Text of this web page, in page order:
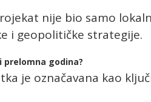
nije bio samo
i geopolitičke strategije.
prelomna godina?
je označavana kao